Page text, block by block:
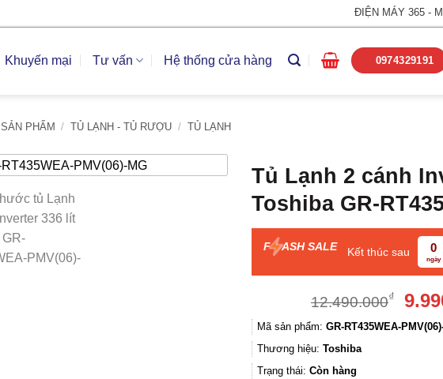
ĐIỆN MÁY 365 -
Khuyến mại Tư vấn Hệ thống cửa hàng 0974329191
SẢN PHẨM / TỦ LẠNH - TỦ RƯỢU / TỦ LẠNH
Tủ Lạnh 2 cánh
Toshiba GR-
F ASH SALE Kết thúc sau 0
ngày
12.490.000₫
Giá
là:
Mã sản phẩm: GR-RT435WEA-
Thương hiệu: Toshiba
Trạng thái: Còn hàng